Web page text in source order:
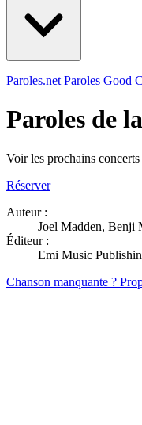
Paroles.net Paroles Good
Paroles de
Voir les prochains
Réserver
Auteur :
Joel Madden, Benji
Éditeur :
Emi Music
Chanson manquante ?